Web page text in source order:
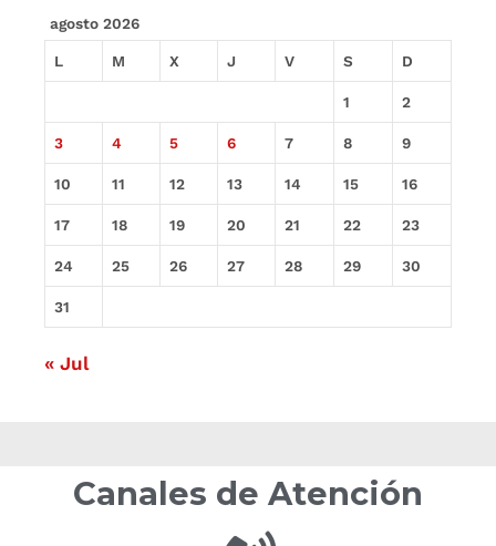
agosto 2026
L M X J V S D
1 2
3 4 5 6 7 8 9
10 11 12 13 14 15 16
17 18 19 20 21 22 23
24 25 26 27 28 29 30
31
« Jul
Canales de Atención